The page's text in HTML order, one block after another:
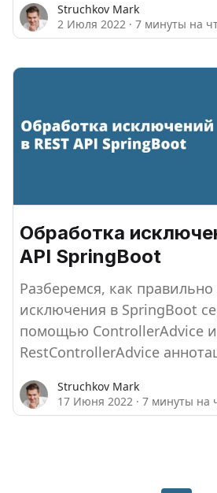
Struchkov Mark
2 Июля 2022 · 7 минуты на
Обработка
API SpringBoot
Разберемся, как
исключения в SpringBoot
помощью ControllerAdvice и
RestControllerAdvice
Struchkov Mark
17 Июня 2022 · 7 минуты на